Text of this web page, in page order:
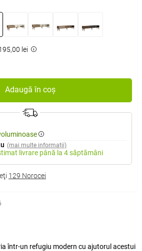
lei
Adaugă în coș
(mai multe informații)
livrare până la 4 săptămâni
129 Norocei
într-un refugiu modern cu ajutorul acestui